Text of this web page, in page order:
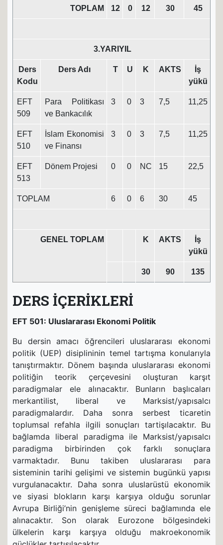
TOPLAM 12 0 12 30 45
3.YARIYIL
Ders
Kodu
Ders Adı T U K AKTS
İş
yükü
EFT
509
Para Politikası
ve Bankacılık
3 0 3 7,5 11,25
EFT
510
İslam Ekonomisi
ve Finansı
3 0 3 7,5 11,25
EFT
513
Dönem Projesi 0 0 NC 15 22,5
TOPLAM 6 0 6 30 45
GENEL TOPLAM K AKTS
İş
yükü
30 90 135
DERS İÇERİKLERİ
EFT 501: Uluslararası Ekonomi Politik
Bu dersin amacı öğrencileri uluslararası ekonomi
politik (UEP) disiplininin temel tartışma konularıyla
tanıştırmaktır. Dönem başında uluslararası ekonomi
politiğin teorik çerçevesini oluşturan karşıt
paradigmalar ele alınacaktır. Bunların başlıcaları
merkantilist, liberal ve Marksist/yapısalcı
paradigmalardır. Daha sonra serbest ticaretin
toplumsal refahla ilgili sonuçları tartişılacaktır. Bu
bağlamda liberal paradigma ile Marksist/yapısalcı
paradigma birbirinden çok farklı sonuçlara
varmaktadır. Bunu takiben uluslararası para
sisteminin tarihi gelişimi ve sistemin bugünkü yapısı
vurgulanacaktır. Daha sonra uluslarüstü ekonomik
ve siyasi blokların karşı karşıya olduğu sorunlar
Avrupa Birliği’nin genişleme süreci bağlamında ele
alınacaktır. Son olarak Eurozone bölgesindeki
ülkelerin karşı karşıya olduğu makroekonomik